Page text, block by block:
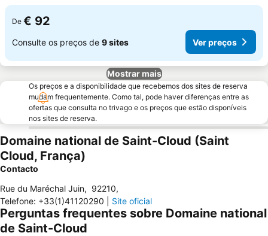
De € 92
Consulte os preços de 9 sites Ver preços
Mostrar mais
Os preços e a disponibilidade que recebemos dos sites de reserva
mudam frequentemente. Como tal, pode haver diferenças entre as
ofertas que consulta no trivago e os preços que estão disponíveis
nos sites de reserva.
Domaine national de Saint-Cloud (Saint
Cloud, França)
Contacto
Rue du Maréchal Juin, 92210,
Telefone: +33(1)41120290 Site oficial
Perguntas frequentes sobre Domaine national
de Saint-Cloud